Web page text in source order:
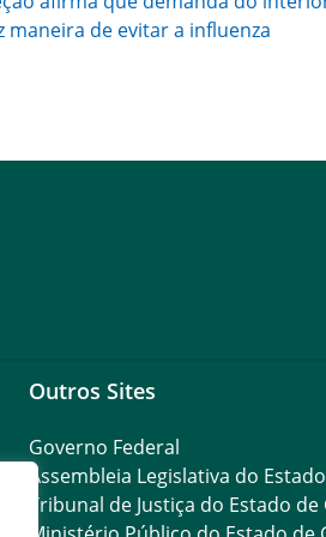
maneira de evitar a influenza
Outros Sites
Governo Federal
Assembleia Legislativa do
Tribunal de Justiça do Estado de